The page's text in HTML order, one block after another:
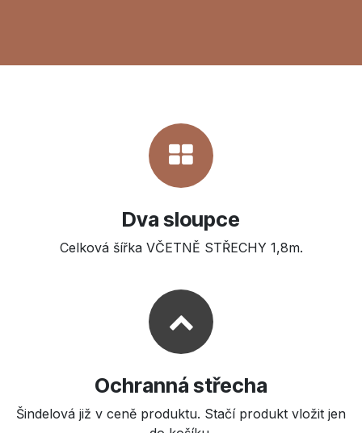
Dva sloupce
Celková šířka VČETNĚ STŘECHY 1,8m.
Ochranná střecha
Šindelová již v ceně produktu. Stačí produkt vložit jen